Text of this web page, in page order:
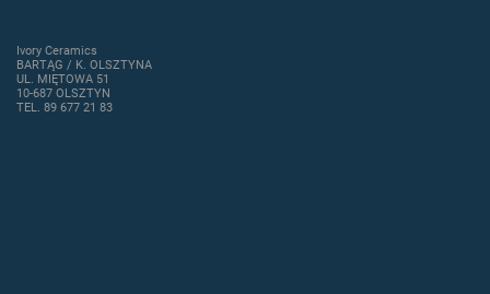
Ivory Ceramics
BARTĄG / K. OLSZTYNA
UL. MIĘTOWA 51
10-687 OLSZTYN
TEL. 89 677 21 83